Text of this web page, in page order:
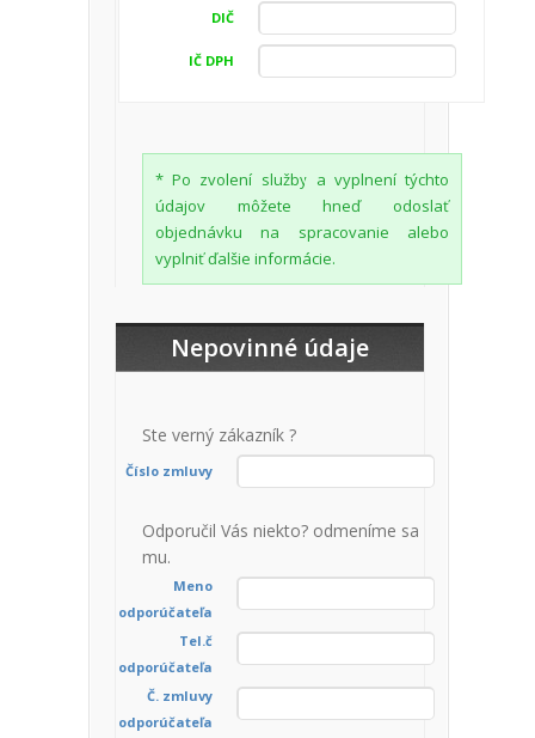
DIČ
IČ DPH
* Po zvolení služby a vyplnení týchto
údajov môžete hneď odoslať
objednávku na spracovanie alebo
vyplniť ďalšie informácie.
Nepovinné údaje
Ste verný zákazník ?
Číslo zmluvy
Odporučil Vás niekto? odmeníme sa
mu.
Meno
odporúčateľa
Tel.č
odporúčateľa
Č. zmluvy
odporúčateľa